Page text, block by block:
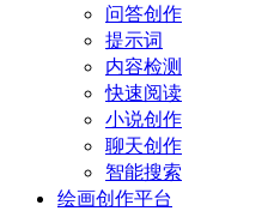
问答创作
提示词
内容检测
快速阅读
小说创作
聊天创作
智能搜索
绘画创作平台